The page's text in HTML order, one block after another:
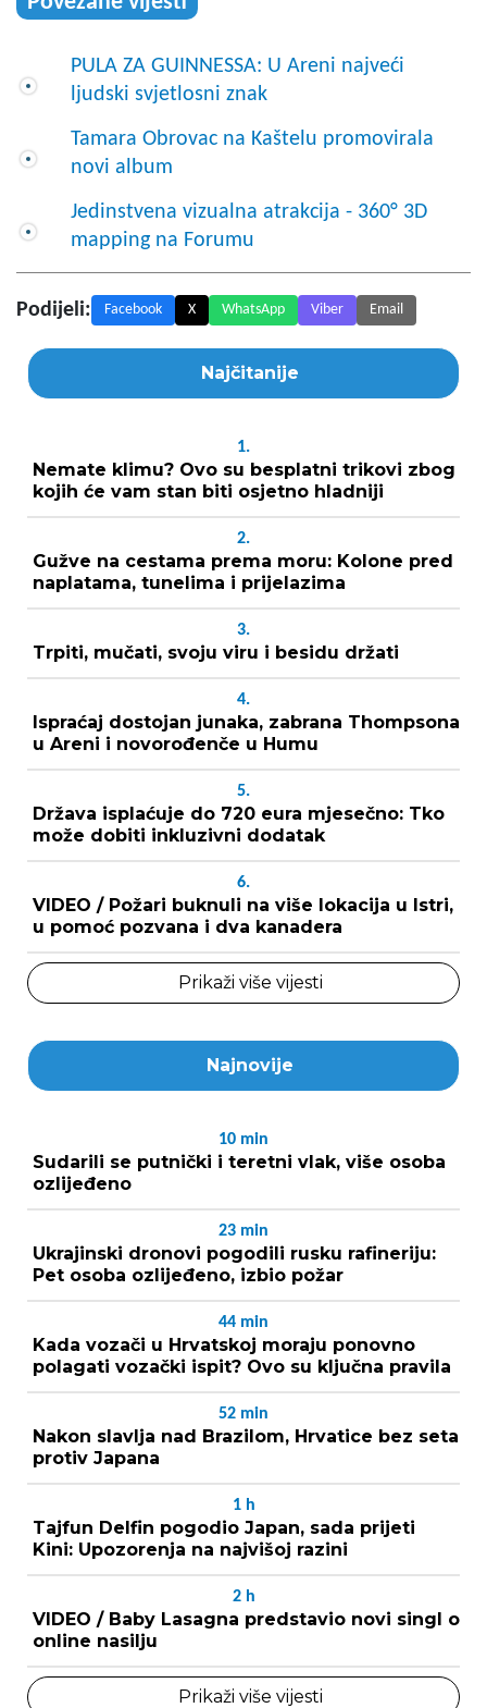
PULA ZA GUINNESSA: U Areni najveći
ljudski svjetlosni znak
Tamara Obrovac na Kaštelu promovirala
novi album
Jedinstvena vizualna atrakcija - 360° 3D
mapping na Forumu
Podijeli: Facebook X WhatsApp Viber Email
Najčitanije
1.
Nemate klimu? Ovo su besplatni trikovi zbog
kojih će vam stan biti osjetno hladniji
2.
Gužve na cestama prema moru: Kolone pred
naplatama, tunelima i prijelazima
3.
Trpiti, mučati, svoju viru i besidu držati
4.
Ispraćaj dostojan junaka, zabrana Thompsona
u Areni i novorođenče u Humu
5.
Država isplaćuje do 720 eura mjesečno: Tko
može dobiti inkluzivni dodatak
6.
VIDEO / Požari buknuli na više lokacija u Istri,
u pomoć pozvana i dva kanadera
Prikaži više vijesti
Najnovije
10 min
Sudarili se putnički i teretni vlak, više osoba
ozlijeđeno
23 min
Ukrajinski dronovi pogodili rusku rafineriju:
Pet osoba ozlijeđeno, izbio požar
44 min
Kada vozači u Hrvatskoj moraju ponovno
polagati vozački ispit? Ovo su ključna pravila
52 min
Nakon slavlja nad Brazilom, Hrvatice bez seta
protiv Japana
1 h
Tajfun Delfin pogodio Japan, sada prijeti
Kini: Upozorenja na najvišoj razini
2 h
VIDEO / Baby Lasagna predstavio novi singl o
online nasilju
Prikaži više vijesti